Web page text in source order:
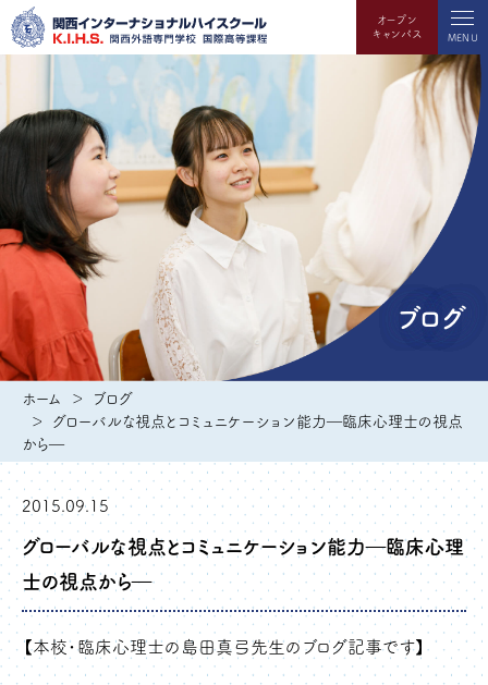
オープン
キャンパス
MENU
ブログ
ホーム
ブログ
グローバルな視点とコミュニケーション能力―臨床心理士の視点
から―
2015.09.15
グローバルな視点とコミュニケーション能力―臨床心理
士の視点から―
【本校・臨床心理士の島田真弓先生のブログ記事です】